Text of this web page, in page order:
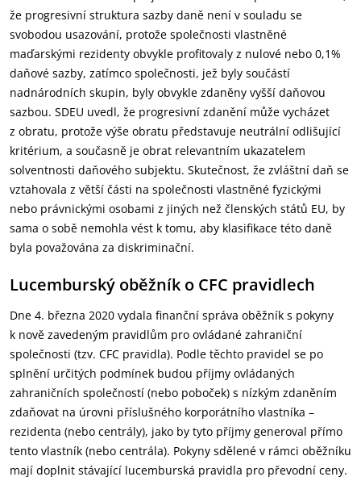
že progresivní struktura sazby daně není v souladu se
svobodou usazování, protože společnosti vlastněné
maďarskými rezidenty obvykle profitovaly z nulové nebo 0,1%
daňové sazby, zatímco společnosti, jež byly součástí
nadnárodních skupin, byly obvykle zdaněny vyšší daňovou
sazbou. SDEU uvedl, že progresivní zdanění může vycházet
z obratu, protože výše obratu představuje neutrální odlišující
kritérium, a současně je obrat relevantním ukazatelem
solventnosti daňového subjektu. Skutečnost, že zvláštní daň se
vztahovala z větší části na společnosti vlastněné fyzickými
nebo právnickými osobami z jiných než členských států EU, by
sama o sobě nemohla vést k tomu, aby klasifikace této daně
byla považována za diskriminační.
Lucemburský oběžník o CFC pravidlech
Dne 4. března 2020 vydala finanční správa oběžník s pokyny
k nově zavedeným pravidlům pro ovládané zahraniční
společnosti (tzv. CFC pravidla). Podle těchto pravidel se po
splnění určitých podmínek budou příjmy ovládaných
zahraničních společností (nebo poboček) s nízkým zdaněním
zdaňovat na úrovni příslušného korporátního vlastníka –
rezidenta (nebo centrály), jako by tyto příjmy generoval přímo
tento vlastník (nebo centrála). Pokyny sdělené v rámci oběžníku
mají doplnit stávající lucemburská pravidla pro převodní ceny.